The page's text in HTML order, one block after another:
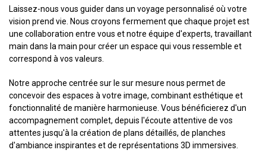
Laissez-nous vous guider dans un voyage personnalisé où votre
vision prend vie. Nous croyons fermement que chaque projet est
une collaboration entre vous et notre équipe d'experts, travaillant
main dans la main pour créer un espace qui vous ressemble et
correspond à vos valeurs.
Notre approche centrée sur le sur mesure nous permet de
concevoir des espaces à votre image, combinant esthétique et
fonctionnalité de manière harmonieuse. Vous bénéficierez d'un
accompagnement complet, depuis l'écoute attentive de vos
attentes jusqu'à la création de plans détaillés, de planches
d'ambiance inspirantes et de représentations 3D immersives.